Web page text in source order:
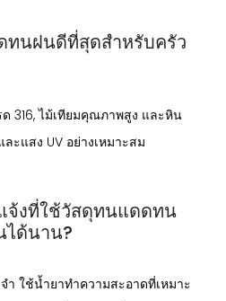
ทนฝนดีที่สุดสำหรับครัว
316, ไม้เทียมคุณภาพสูง และหิน
ะแสง UV อย่างเหมาะสม
จ้งที่ใช้วัสดุทนแดดทน
ได้นาน?
ำ ใช้น้ำยาทำความสะอาดที่เหมาะ